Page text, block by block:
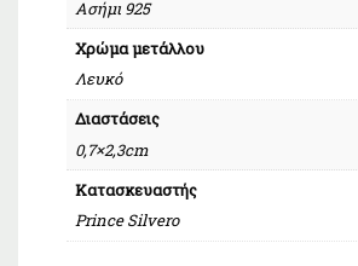
Ασήμι 925
Χρώμα μετάλλου
Λευκό
Διαστάσεις
0,7×2,3cm
Κατασκευαστής
Prince Silvero